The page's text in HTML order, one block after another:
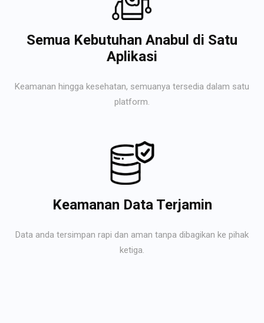
Semua Kebutuhan Anabul di Satu
Aplikasi
Keamanan hingga kesehatan, semuanya tersedia dalam satu
platform.
Keamanan Data Terjamin
Data anda tersimpan rapi dan aman tanpa dibagikan ke pihak
ketiga.